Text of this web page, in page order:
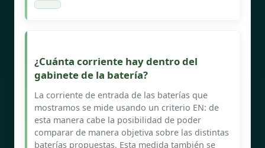
¿Cuánta corriente hay dentro del
gabinete de la batería?
La corriente de entrada de las baterías que
mostramos se mide usando un criterio EN: de
esta manera cabe la posibilidad de poder
comparar de manera objetiva sobre las distintas
baterías propuestas. Esta medida también se